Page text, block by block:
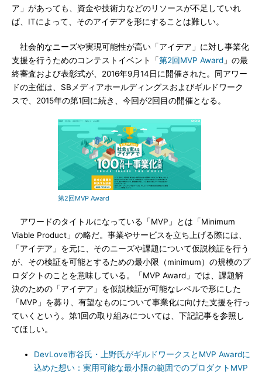
ア」があっても、資金や技術力などのリソースが不足していれ
ば、ITによって、そのアイデアを形にすることは難しい。
社会的なニーズや実現可能性が高い「アイデア」に対し事業化
支援を行うためのコンテストイベント「第2回MVP Award 」の最
終審査および表彰式が、2016年9月14日に開催された。同アワー
ドの主催は、SBメディアホールディングスおよびギルドワーク
スで、2015年の第1回に続き、今回が2回目の開催となる。
第2回MVP Award
アワードのタイトルになっている「MVP」とは「Minimum
Viable Product」の略だ。事業やサービスを立ち上げる際には、
「アイデア」を元に、そのニーズや課題について仮説検証を行う
が、その検証を可能とするための最小限（minimum）の規模のプ
ロダクトのことを意味している。「MVP Award」では、課題解
決のための「アイデア」を仮説検証が可能なレベルで形にした
「MVP」を募り、有望なものについて事業化に向けた支援を行っ
ていくという。第1回の取り組みについては、下記記事を参照し
てほしい。
DevLove市谷氏・上野氏がギルドワークスとMVP Awardに
込めた想い：実用可能な最小限の範囲でのプロダクトMVP